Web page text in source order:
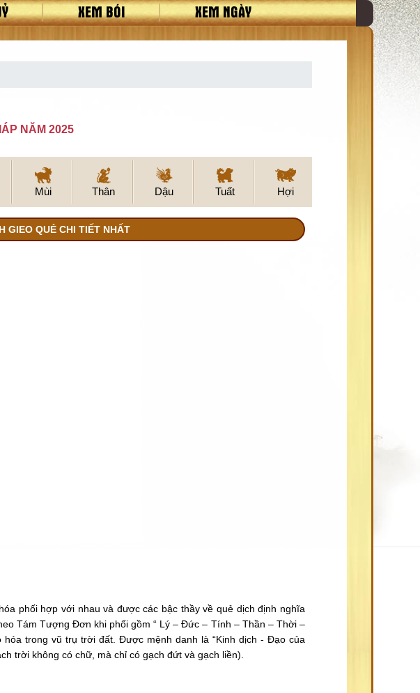
XEM BÓI XEM NGÀY
NĂM 2025
Mùi Thân Dậu Tuất Hợi
GIEO QUẺ CHI TIẾT NHẤT
phối hợp với nhau và được các bậc thầy về quẻ dịch định nghĩa
Tám Tượng Đơn khi phối gồm “ Lý – Đức – Tính – Thần – Thời –
trong vũ trụ trời đất. Được mệnh danh là “Kinh dịch - Đạo của
trời không có chữ, mà chỉ có gạch đứt và gạch liền).